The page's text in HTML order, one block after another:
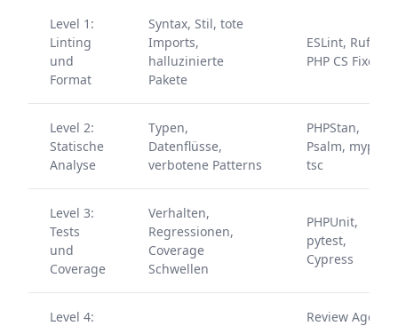
Level 1:
Linting
und
Format
Syntax, Stil, tote
Imports,
halluzinierte
Pakete
ESLint, Ruff,
PHP CS Fixer
Level 2:
Statische
Analyse
Typen,
Datenflüsse,
verbotene Patterns
PHPStan,
Psalm, mypy,
tsc
Level 3:
Tests
und
Coverage
Verhalten,
Regressionen,
Coverage
Schwellen
PHPUnit,
pytest,
Cypress
Level 4:
Review Agent